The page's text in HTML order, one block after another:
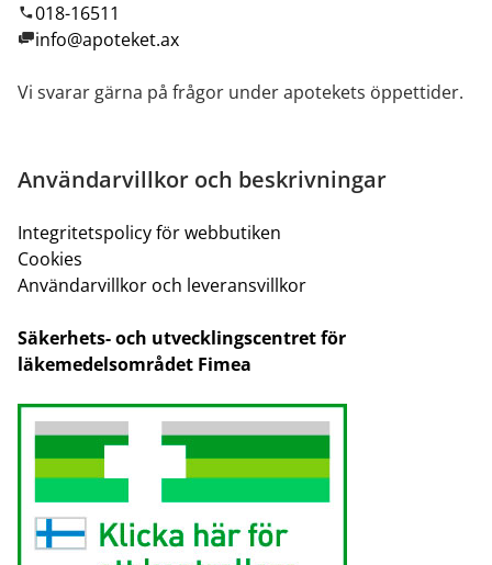
018-16511
info@apoteket.ax
Vi svarar gärna på frågor under apotekets öppettider.
Användarvillkor och beskrivningar
Integritetspolicy för webbutiken
Cookies
Användarvillkor och leveransvillkor
Säkerhets- och utvecklingscentret för
läkemedelsområdet Fimea